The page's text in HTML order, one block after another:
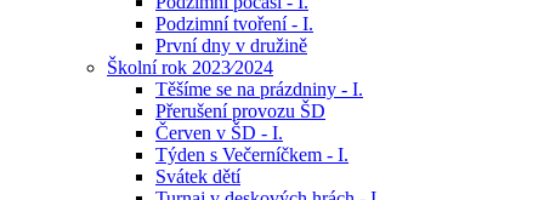
Podzimní tvoření - I.
První dny v družině
Školní rok 2023⁄2024
Těšíme se na prázdniny - I.
Přerušení provozu ŠD
Červen v ŠD - I.
Týden s Večerníčkem - I.
Svátek dětí